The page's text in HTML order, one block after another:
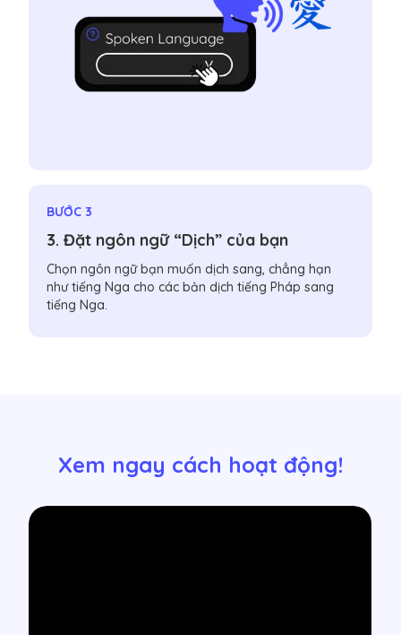
BƯỚC 3
3. Đặt ngôn ngữ “Dịch” của bạn
Chọn ngôn ngữ bạn muốn dịch sang, chẳng hạn
như tiếng Nga cho các bản dịch tiếng Pháp sang
tiếng Nga.
Xem ngay cách hoạt động!